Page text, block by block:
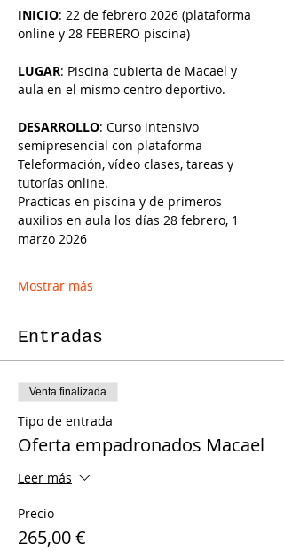
INICIO: 22 de febrero 2026 (plataforma
online y 28 FEBRERO piscina)
LUGAR: Piscina cubierta de Macael y
aula en el mismo centro deportivo.
DESARROLLO: Curso intensivo
semipresencial con plataforma
Teleformación, vídeo clases, tareas y
tutorías online.
Practicas en piscina y de primeros
auxilios en aula los días 28 febrero, 1
marzo 2026
Mostrar más
Entradas
Venta finalizada
Tipo de entrada
Oferta empadronados Macael
Leer más
Precio
265,00 €